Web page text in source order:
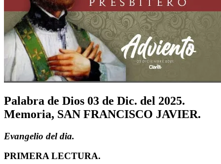
Palabra de Dios 03 de Dic. del 2025.
Memoria, SAN FRANCISCO JAVIER.
Evangelio del dia.
PRIMERA LECTURA.